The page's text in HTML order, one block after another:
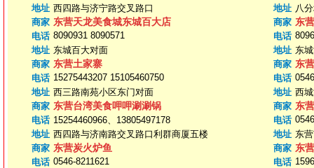
地址 西四路与济宁路交叉路口
地址 八
商家 东营天龙美食城东城百大店
电话 8090931 8090571
地址 东城百大对面
商家 东
电话
地址 东
商家 东营土家寨
电话 15275443207 15105460750
地址 西三路南苑小区东门对面
商家 东
电话
地址 西
商家 东营台湾美食呷呷涮涮锅
电话 15254460966、13805497178
地址 西四路与济南路交叉路口利群商厦五楼
商家 东
电话
地址 东
商家 东营炭火炉鱼
电话 0546-8211621
商家 东
电话